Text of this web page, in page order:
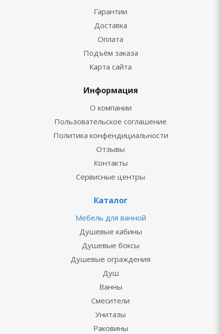
Гарантии
Доставка
Оплата
Подъём заказа
Карта сайта
Информация
О компании
Пользовательское соглашение
Политика конфендициальности
Отзывы
Контакты
Сервисные центры
Каталог
Мебель для ванной
Душевые кабины
Душевые боксы
Душевые ограждения
Душ
Ванны
Смесители
Унитазы
Раковины